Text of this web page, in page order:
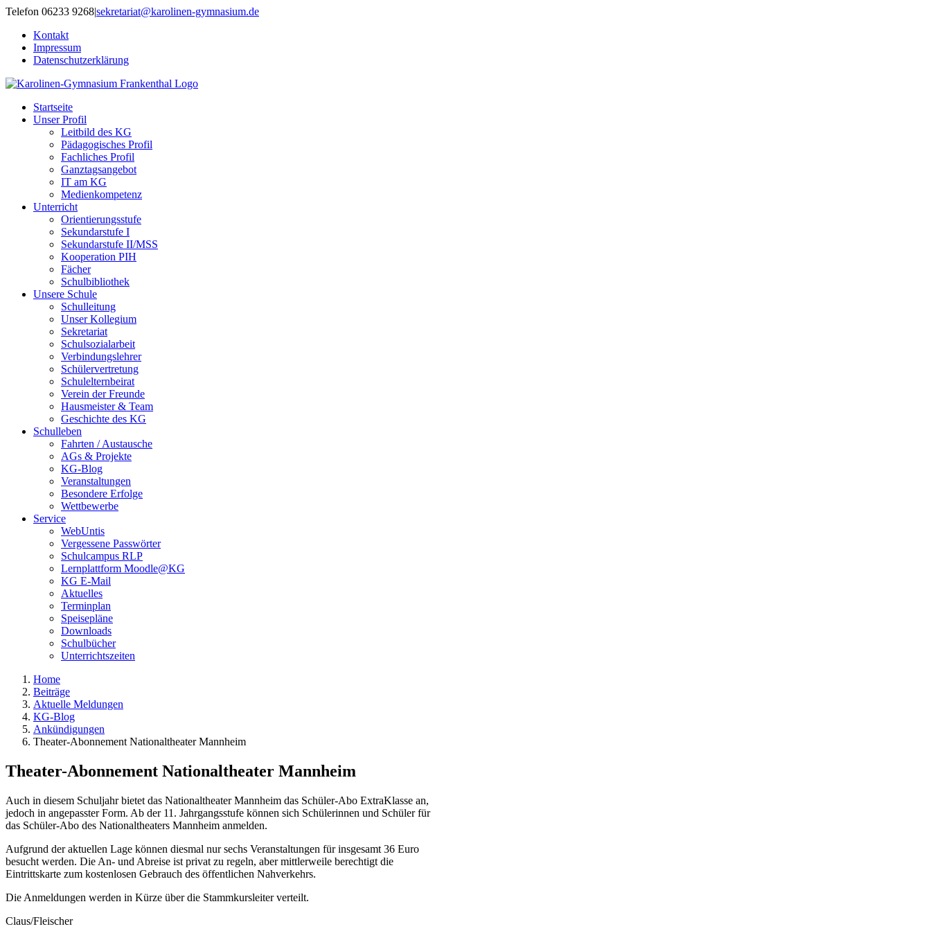
Zum
springen
Telefon 06233 9268|sekretariat@karolinen-gymnasium.de
Kontakt
Impressum
Datenschutzerklärung
Startseite
Unser Profil
Leitbild des KG
Pädagogisches Profil
Fachliches Profil
Ganztagsangebot
IT am KG
Medienkompetenz
Unterricht
Orientierungsstufe
Sekundarstufe I
Sekundarstufe II/MSS
Kooperation PIH
Fächer
Schulbibliothek
Unsere Schule
Schulleitung
Unser Kollegium
Sekretariat
Schulsozialarbeit
Verbindungslehrer
Schülervertretung
Schulelternbeirat
Verein der Freunde
Hausmeister & Team
Geschichte des KG
Schulleben
Fahrten / Austausche
AGs & Projekte
KG-Blog
Veranstaltungen
Besondere Erfolge
Wettbewerbe
Service
WebUntis
Vergessene Passwörter
Schulcampus RLP
Lernplattform Moodle@KG
KG E-Mail
Aktuelles
Terminplan
Speisepläne
Downloads
Schulbücher
Unterrichtszeiten
Home
Beiträge
Aktuelle Meldungen
KG-Blog
Ankündigungen
Theater-Abonnement Nationaltheater Mannheim
Theater-Abonnement Nationaltheater Mannheim
Auch in diesem Schuljahr bietet das Nationaltheater Mannheim das Schüler-Abo ExtraKlasse an,
jedoch in angepasster Form. Ab der 11. Jahrgangsstufe können sich Schülerinnen und Schüler für
das Schüler-Abo des Nationaltheaters Mannheim anmelden.
Aufgrund der aktuellen Lage können diesmal nur sechs Veranstaltungen für insgesamt 36 Euro
besucht werden. Die An- und Abreise ist privat zu regeln, aber mittlerweile berechtigt die
Eintrittskarte zum kostenlosen Gebrauch des öffentlichen Nahverkehrs.
Die Anmeldungen werden in Kürze über die Stammkursleiter verteilt.
Claus/Fleischer